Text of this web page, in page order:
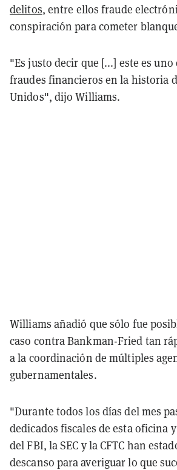
delitos, entre ellos fraude
conspiración para cometer
"Es justo decir que [...] este es uno
fraudes financieros en la historia
Unidos", dijo Williams.
Williams añadió que sólo fue
caso contra Bankman-Fried tan
a la coordinación de múltiples
gubernamentales.
"Durante todos los días del mes
dedicados fiscales de esta oficina
del FBI, la SEC y la CFTC han
descanso para averiguar lo que